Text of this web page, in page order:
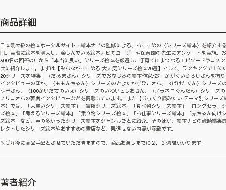
商品詳細
日本最大級の絵本ポータルサイト・絵本ナビの監修による、おすすめの〈シリーズ絵本〉を紹介す
冊。実際に絵本を購入し、楽しんでいる絵本ナビのユーザーや保育園の先生にアンケートを実施。
300名の回答の中から「本当に良い」シリーズ絵本を厳選し、子育てにまつわるエピソードやコメ
共に紹介します。まずは【みんながすすめる 大人気シリーズ絵本20選】として、ランキングで上位
20シリーズを特集。〈だるまさん〉シリーズでおなじみの絵本作家/故・かがくいひろしさんを振
インタビューのほか、〈ももんちゃん〉シリーズのとよたかずひこさん、〈ばけたくん〉シリーズ
明子さん、〈100かいだてのいえ〉シリーズのいわいとしおさん、〈ノラネコぐんだん〉シリーズ
ノリコさんの著者インタビューなどを掲載しています。 また【じっくり読みたい テーマ別シリーズ
本】では、「大笑いシリーズ絵本」「冒険シリーズ絵本」「食べ物シリーズ絵本」「ロングセラー
ズ絵本」「考えるシリーズ絵本」「乗り物シリーズ絵本」「お仕事シリーズ絵本」「赤ちゃん向け
ズ絵本」など、声の多かったシリーズ絵本をジャンルごとに紹介。そのほか、絵本ナビの磯崎編集
レクトしたシリーズ絵本やおすすめの書店など、見逃せない内容が満載です。
※受注後に商品手配とさせていただきますので、商品お渡しまでに２，３週間かかります。
著者紹介